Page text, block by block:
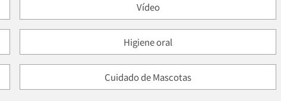
Vídeo
Higiene oral
Cuidado de Mascotas